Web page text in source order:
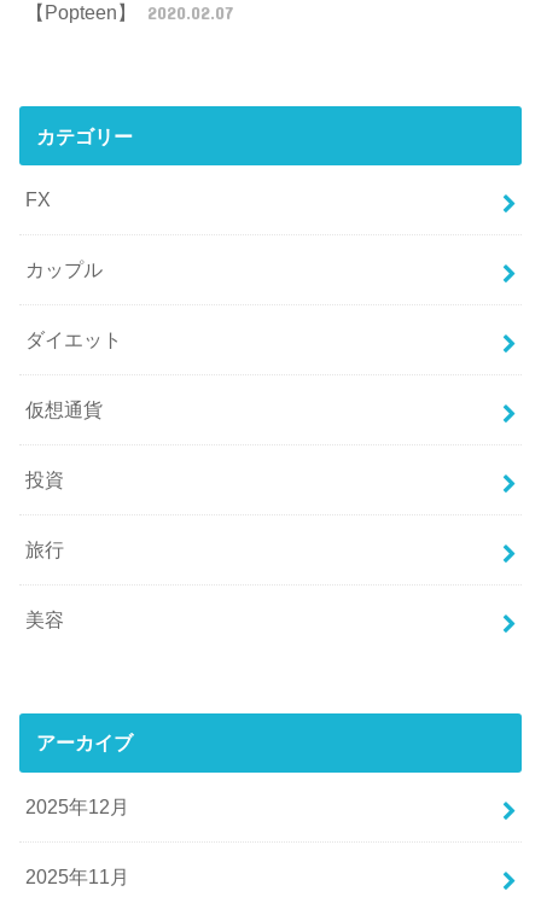
【Popteen】
2020.02.07
カテゴリー
FX
カップル
ダイエット
仮想通貨
投資
旅行
美容
アーカイブ
2025年12月
2025年11月